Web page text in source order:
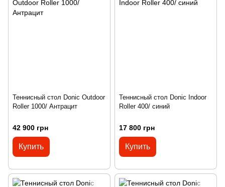
Теннисный стол Donic Outdoor
Roller 1000/ Антрацит
42 900 грн
Купить
Теннисный стол Donic Indoor
Roller 400/ синий
17 800 грн
Купить